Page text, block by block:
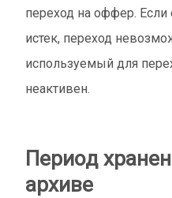
переход на оффер. Если
истек, переход
используемый для
неактивен.
Период
архиве